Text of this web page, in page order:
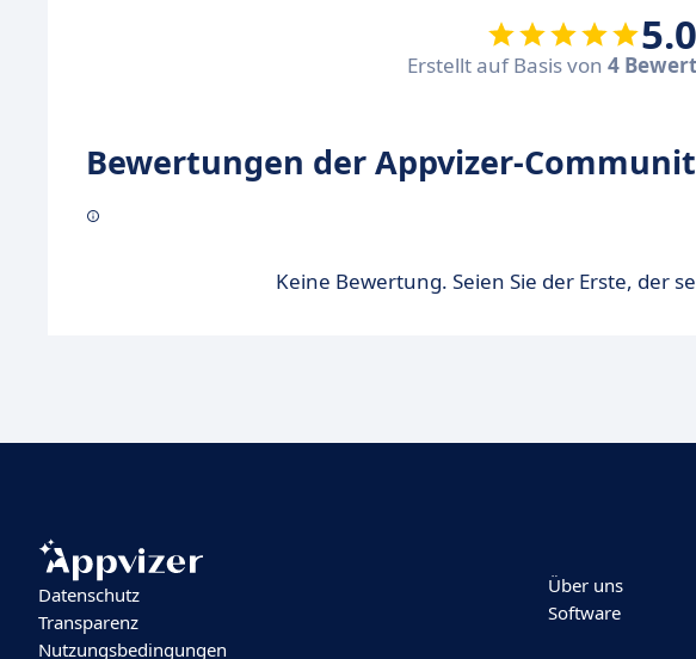
5.0
Erstellt auf Basis von 4
Bewertungen der Appvizer-
Keine Bewertung. Seien Sie der Erste, der
Datenschutz
Transparenz
Nutzungsbedingungen
Über uns
Software